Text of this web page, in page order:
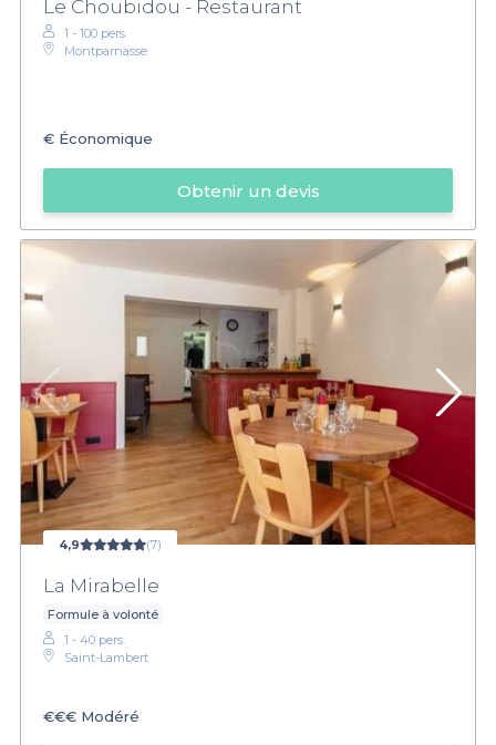
Le Choubidou - Restaurant
1 - 100 pers.
Montparnasse
€ Économique
Obtenir un devis
4,9 (7)
La Mirabelle
Formule à volonté
1 - 40 pers.
Saint-Lambert
€€€ Modéré